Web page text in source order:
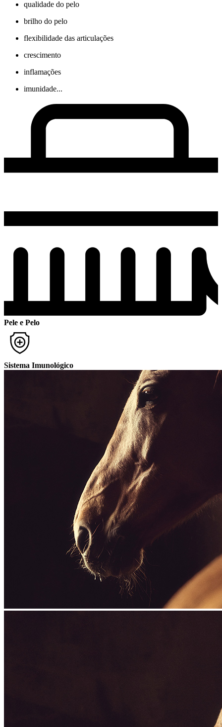
qualidade do pelo
brilho do pelo
flexibilidade das articulações
crescimento
inflamações
imunidade...
Pele e Pelo
Sistema Imunológico